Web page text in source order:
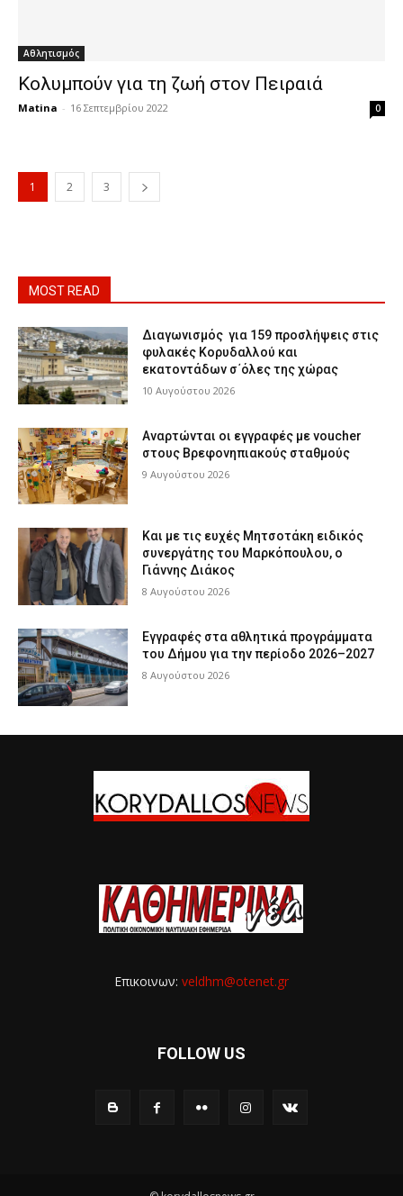
Αθλητισμός
Κολυμπoύν για τη ζωή στον Πειραιά
Matina - 16 Σεπτεμβρίου 2022 0
1 2 3
MOST READ
Διαγωνισμός για 159 προσλήψεις στις
φυλακές Κορυδαλλού και
εκατοντάδων σ΄όλες της χώρας
10 Αυγούστου 2026
Αναρτώνται οι εγγραφές με voucher
στους Βρεφονηπιακούς σταθμούς
9 Αυγούστου 2026
Και με τις ευχές Μητσοτάκη ειδικός
συνεργάτης του Μαρκόπουλου, ο
Γιάννης Διάκος
8 Αυγούστου 2026
Εγγραφές στα αθλητικά προγράμματα
του Δήμου για την περίοδο 2026–2027
8 Αυγούστου 2026
Επικοινων: veldhm@otenet.gr
FOLLOW US